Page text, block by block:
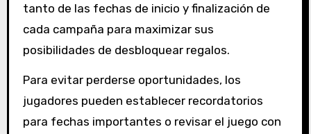
tanto de las fechas de inicio y finalización de
cada campaña para maximizar sus
posibilidades de desbloquear regalos.
Para evitar perderse oportunidades, los
jugadores pueden establecer recordatorios
para fechas importantes o revisar el juego con